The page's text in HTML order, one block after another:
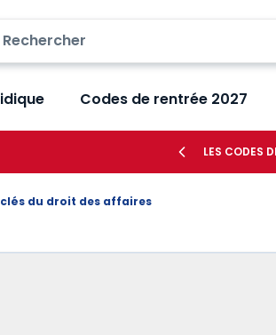
Codes de rentrée 2027
LES CODES
du droit des affaires